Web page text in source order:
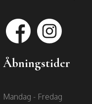
Åbningstider
Mandag - Fredag